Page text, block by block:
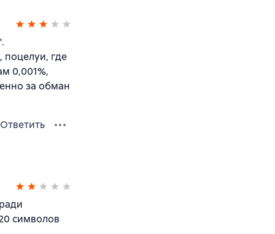
где
0,001%,
за обман
Ответить
символов